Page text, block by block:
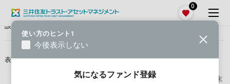
0
該当
表示順 積立運用実績（期間1年）
運用期間：2025.8末～2026.7末
使い方のヒント1
今後表示しない
気になるファンド登録